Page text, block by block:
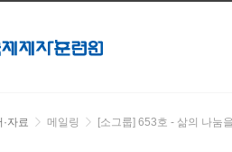
·자료 메일링 [소그룹] 653호 - 삶의 나눔